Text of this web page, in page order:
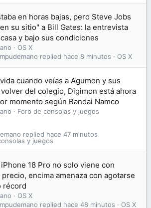
en horas bajas, pero Steve Jobs
su sitio" a Bill Gates: la entrevista
y bajo sus condiciones
OS X
OS X
hace 8 minutos
cuando veías a Agumon y sus
del colegio, Digimon está ahora
momento según Bandai Namco
Foro de consolas y juegos
y juegos
hace 47 minutos
iPhone 18 Pro no solo viene con
encima amenaza con agotarse
récord
OS X
OS X
hace 48 minutos